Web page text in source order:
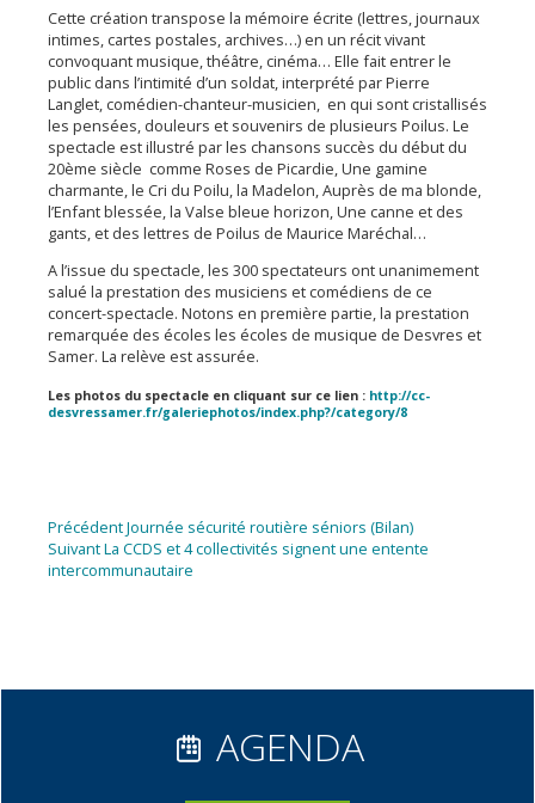
Cette création transpose la mémoire écrite (lettres, journaux
intimes, cartes postales, archives…) en un récit vivant
convoquant musique, théâtre, cinéma… Elle fait entrer le
public dans l’intimité d’un soldat, interprété par Pierre
Langlet, comédien-chanteur-musicien, en qui sont cristallisés
les pensées, douleurs et souvenirs de plusieurs Poilus. Le
spectacle est illustré par les chansons succès du début du
20ème siècle comme Roses de Picardie, Une gamine
charmante, le Cri du Poilu, la Madelon, Auprès de ma blonde,
l’Enfant blessée, la Valse bleue horizon, Une canne et des
gants, et des lettres de Poilus de Maurice Maréchal…
A l’issue du spectacle, les 300 spectateurs ont unanimement
salué la prestation des musiciens et comédiens de ce
concert-spectacle. Notons en première partie, la prestation
remarquée des écoles les écoles de musique de Desvres et
Samer. La relève est assurée.
Les photos du spectacle en cliquant sur ce lien : http://cc-
desvressamer.fr/galeriephotos/index.php?/category/8
Navigation
de
PrécédentArticle
précédent :
Journée sécurité routière séniors (Bilan)
SuivantArticle
suivant :
La CCDS et 4 collectivités signent une entente
intercommunautaire
AGENDA